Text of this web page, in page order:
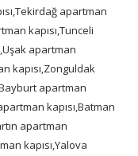
apartman
kapısı,Tunceli
apartman
kapısı,Zonguldak
apartman
kapısı,Batman
apartman
kapısı,Yalova